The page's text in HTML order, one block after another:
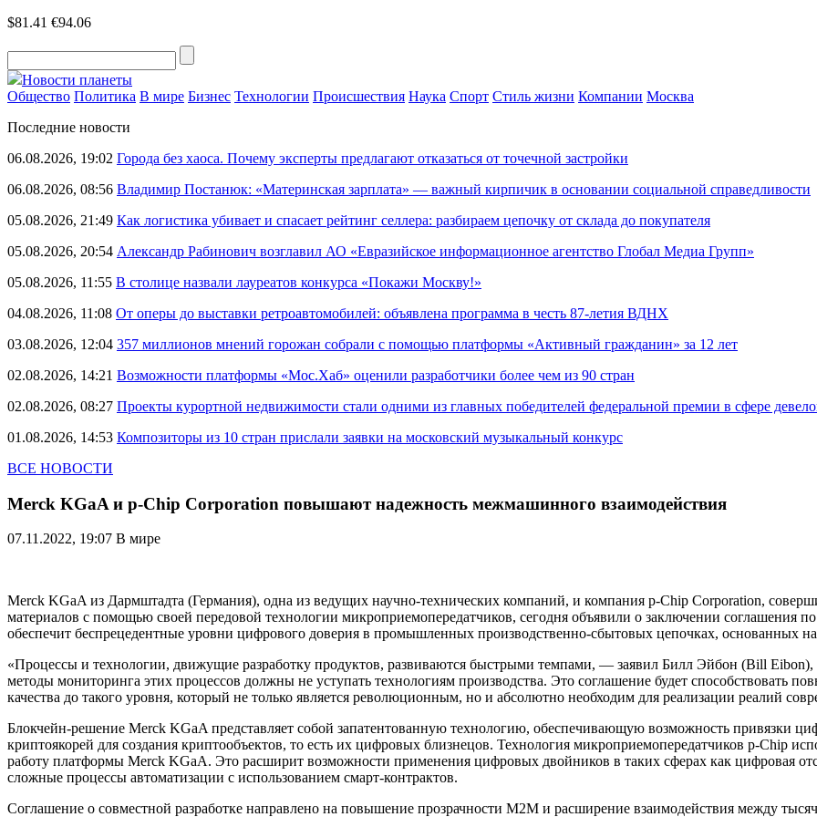
$81.41 €94.06
Новости планеты
Общество Политика В мире Бизнес Технологии Происшествия Наука Спорт Стиль жизни Компании Москва
Последние новости
06.08.2026, 19:02 Города без хаоса. Почему эксперты предлагают отказаться от точечной застройки
06.08.2026, 08:56 Владимир Постанюк: «Материнская зарплата» — важный кирпичик в основании социальной справедливости
05.08.2026, 21:49 Как логистика убивает и спасает рейтинг селлера: разбираем цепочку от склада до покупателя
05.08.2026, 20:54 Александр Рабинович возглавил АО «Евразийское информационное агентство Глобал Медиа Групп»
05.08.2026, 11:55 В столице назвали лауреатов конкурса «Покажи Москву!»
04.08.2026, 11:08 От оперы до выставки ретроавтомобилей: объявлена программа в честь 87-летия ВДНХ
03.08.2026, 12:04 357 миллионов мнений горожан собрали с помощью платформы «Активный гражданин» за 12 лет
02.08.2026, 14:21 Возможности платформы «Мос.Хаб» оценили разработчики более чем из 90 стран
02.08.2026, 08:27 Проекты курортной недвижимости стали одними из главных победителей федеральной премии в сфере
01.08.2026, 14:53 Композиторы из 10 стран прислали заявки на московский музыкальный конкурс
ВСЕ НОВОСТИ
Merck KGaA и p-Chip Corporation повышают надежность межмашинного взаимодействия
07.11.2022, 19:07 В мире
Merck KGaA из Дармштадта (Германия), одна из ведущих научно-технических компаний, и компания p-Chip Corporation,
материалов с помощью своей передовой технологии микроприемопередатчиков, сегодня объявили о заключении соглашения
обеспечит беспрецедентные уровни цифрового доверия в промышленных производственно-сбытовых цепочках, основанных
«Процессы и технологии, движущие разработку продуктов, развиваются быстрыми темпами, — заявил Билл Эйбон (Bill
методы мониторинга этих процессов должны не уступать технологиям производства. Это соглашение будет способствовать
качества до такого уровня, который не только является революционным, но и абсолютно необходим для реализации реалий
Блокчейн-решение Merck KGaA представляет собой запатентованную технологию, обеспечивающую возможность привязки
криптоякорей для создания криптообъектов, то есть их цифровых близнецов. Технология микроприемопередатчиков p-Chip
работу платформы Merck KGaA. Это расширит возможности применения цифровых двойников в таких сферах как цифровая
сложные процессы автоматизации с использованием смарт-контрактов.
Соглашение о совместной разработке направлено на повышение прозрачности M2M и расширение взаимодействия между